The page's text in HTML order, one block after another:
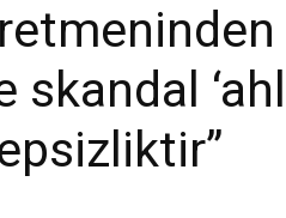
skandal